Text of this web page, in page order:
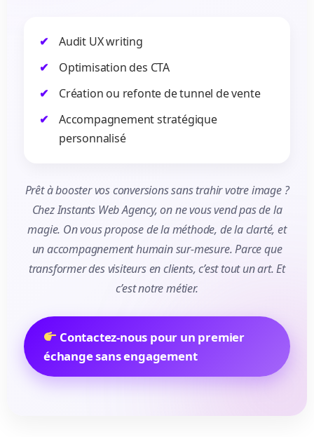
Audit UX writing
Optimisation des CTA
Création ou refonte de tunnel de vente
Accompagnement stratégique
personnalisé
Prêt à booster vos conversions sans trahir votre image ?
Chez Instants Web Agency, on ne vous vend pas de la
magie. On vous propose de la méthode, de la clarté, et
un accompagnement humain sur-mesure.Parce que
transformer des visiteurs en clients, c’est tout un art. Et
c’est notre métier.
Contactez-nous pour un premier
échange sans engagement